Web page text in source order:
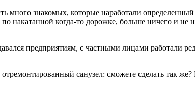
знакомых, которые наработали определенный
накатанной когда-то дорожке, больше ничего и не
предприятиям, с частными лицами работали
санузел: сможете сделать так же?